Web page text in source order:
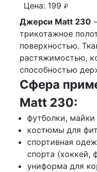
Цена: 199 ₽
Джерси Matt 230
трикотажное
поверхностью.
растяжимостью,
способностью
Сфера
Matt 230:
футболки,
костюмы для
спортивная
спорта (хоккей,
униформа для